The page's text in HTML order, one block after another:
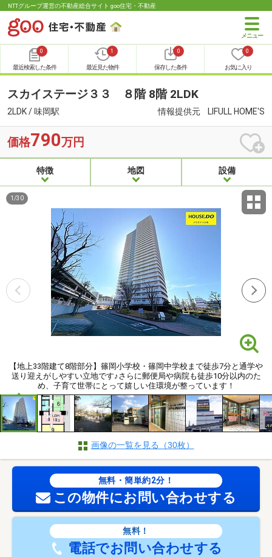
NTTグループ運営の不動産総合サイト goo住宅・不動産
0
最近検索した条件
1
最近見た物件
0
保存した条件
0
お気に入り
スカイステージ３３ ８階 8階 2LDK
2LDK / 味岡駅 情報提供元 LIFULL HOME'S
価格790万円
特徴 地図 設備
【地上33階建て8階部分】篠岡小学校・篠岡中学校まで徒歩7分と通学や
送り迎えがしやすい立地です♪さらに郵便局や病院も徒歩10分以内のた
め、子育て世帯にとって嬉しい住環境が整っています！
1 /30
画像の一覧を見る（30枚）
無料・簡単約2分！
この物件にお問い合わせする
無料！
電話でお問い合わせする